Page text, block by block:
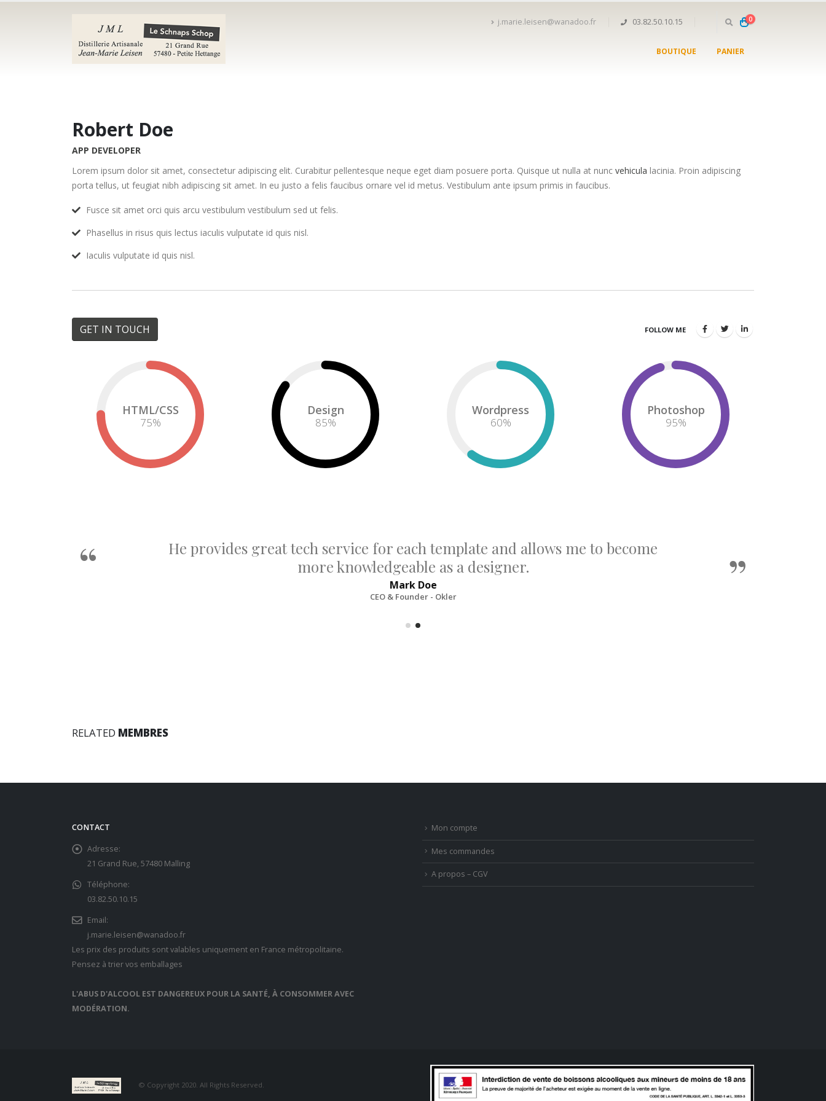
j.marie.leisen@wanadoo.fr 03.82.50.10.15 0
BOUTIQUE PANIER
Robert Doe
APP DEVELOPER
Lorem ipsum dolor sit amet, consectetur adipiscing elit. Curabitur pellentesque neque eget diam posuere porta. Quisque ut nulla at nunc vehicula lacinia. Proin adipiscing
porta tellus, ut feugiat nibh adipiscing sit amet. In eu justo a felis faucibus ornare vel id metus. Vestibulum ante ipsum primis in faucibus.
Fusce sit amet orci quis arcu vestibulum vestibulum sed ut felis.
Phasellus in risus quis lectus iaculis vulputate id quis nisl.
Iaculis vulputate id quis nisl.
GET IN TOUCH FOLLOW ME
HTML/CSS
75%
Design
85%
Wordpress
60%
Photoshop
95%
He provides great tech service for each template and allows me to become
more knowledgeable as a designer.
Mark Doe
CEO & Founder - Okler
RELATED MEMBRES
CONTACT
Adresse:
21 Grand Rue, 57480 Malling
Téléphone:
03.82.50.10.15
Email:
j.marie.leisen@wanadoo.fr
Les prix des produits sont valables uniquement en France métropolitaine.
Pensez à trier vos emballages
L'ABUS D'ALCOOL EST DANGEREUX POUR LA SANTÉ, À CONSOMMER AVEC
MODÉRATION.
Mon compte
Mes commandes
A propos – CGV
© Copyright 2020. All Rights Reserved.